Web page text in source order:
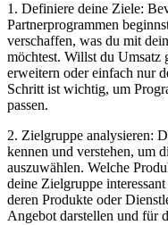
1. Definiere deine Ziele:
Partnerprogrammen
verschaffen, was du mit
möchtest. Willst du Umsatz
erweitern oder einfach nur
Schritt ist wichtig, um
passen.
2. Zielgruppe analysieren:
kennen und verstehen, um
auszuwählen. Welche
deine Zielgruppe
deren Produkte oder
Angebot darstellen und für